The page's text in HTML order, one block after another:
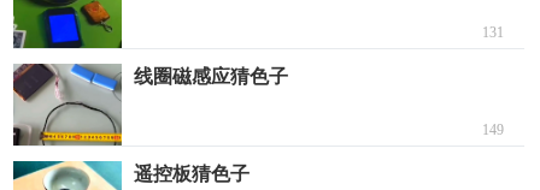
131
线圈磁感应猜色子
149
遥控板猜色子